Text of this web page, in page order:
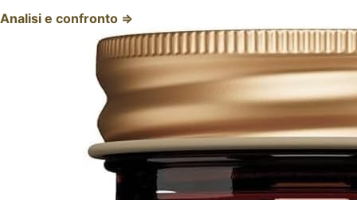
Analisi e confronto ⇒